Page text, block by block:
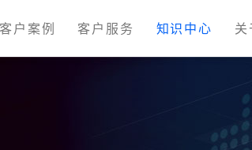
客户案例 客户服务 知识中心 关